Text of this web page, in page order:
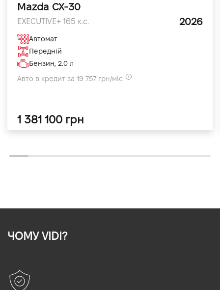
Mazda CX-30
EXECUTIVE+ 165 к.с. 2026
Автомат
Передній
Бензин, 2.0 л
Авто в кредит за 19 757 грн/міс
1 381 100 грн
ЧОМУ VIDI?